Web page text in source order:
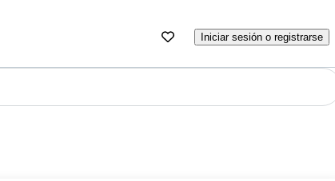
Iniciar sesión o registrarse